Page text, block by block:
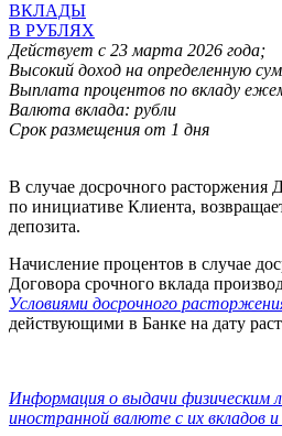
ВКЛАДЫ
В РУБЛЯХ
Действует с 23 марта 2026 года;
Высокий доход на определенную
Выплата процентов по вкладу
Валюта вклада: рубли
Срок размещения от 1 дня
В случае досрочного расторжения
по инициативе Клиента,
депозита.
Начисление процентов в случае
Договора срочного вклада
Условиями досрочного
действующими в Банке на дату
Информация о выдачи физическим
иностранной валюте с их вкладов